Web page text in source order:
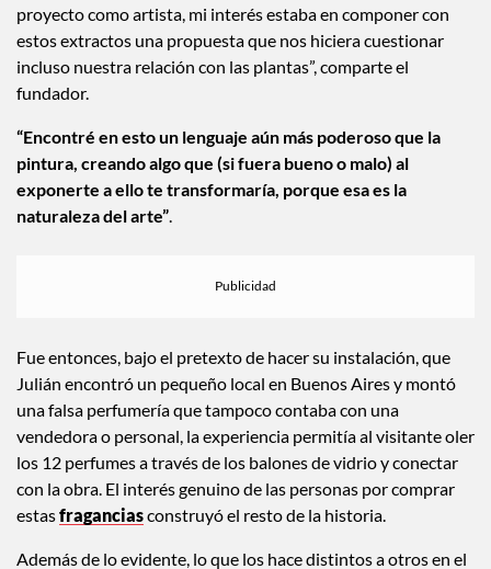
proyecto como artista, mi interés estaba en componer con
estos extractos una propuesta que nos hiciera cuestionar
incluso nuestra relación con las plantas”, comparte el
fundador.
“Encontré en esto un lenguaje aún más poderoso que la
pintura, creando algo que (si fuera bueno o malo) al
exponerte a ello te transformaría, porque esa es la
naturaleza del arte”.
Fue entonces, bajo el pretexto de hacer su instalación, que
Julián encontró un pequeño local en Buenos Aires y montó
una falsa perfumería que tampoco contaba con una
vendedora o personal, la experiencia permitía al visitante oler
los 12 perfumes a través de los balones de vidrio y conectar
con la obra. El interés genuino de las personas por comprar
estasfraganciasconstruyó el resto de la historia.
Además de lo evidente, lo que los hace distintos a otros en el